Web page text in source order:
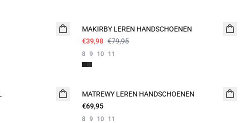
MAKIRBY LEREN HANDSCHOENEN
€39,98 €79,95
8 9 10 11
MATREWY LEREN HANDSCHOENEN
€69,95
8 9 10 11